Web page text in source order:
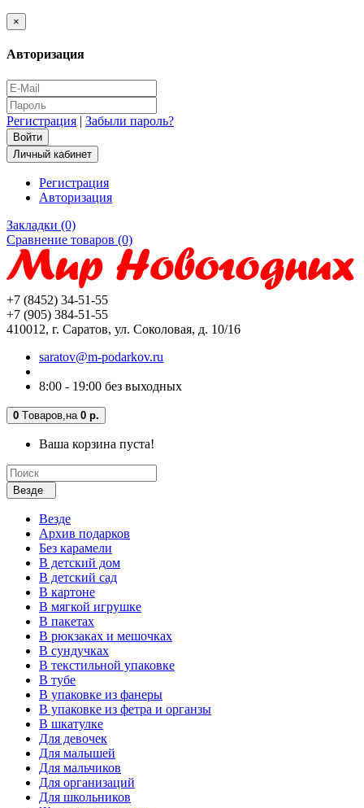
×
Авторизация
Регистрация | Забыли пароль?
Личный кабинет
Регистрация
Авторизация
Закладки (0)
Сравнение товаров (0)
+7 (8452) 34-51-55
+7 (905) 384-51-55
410012, г. Саратов, ул. Соколовая, д. 10/16
saratov@m-podarkov.ru
8:00 - 19:00 без выходных
0 Tоваров, на 0 р.
Ваша корзина пуста!
Везде
Везде
Архив подарков
Без карамели
В детский дом
В детский сад
В картоне
В мягкой игрушке
В пакетах
В рюкзаках и мешочках
В сундучках
В текстильной упаковке
В тубе
В упаковке из фанеры
В упаковке из фетра и органзы
В шкатулке
Для девочек
Для малышей
Для мальчиков
Для организаций
Для школьников